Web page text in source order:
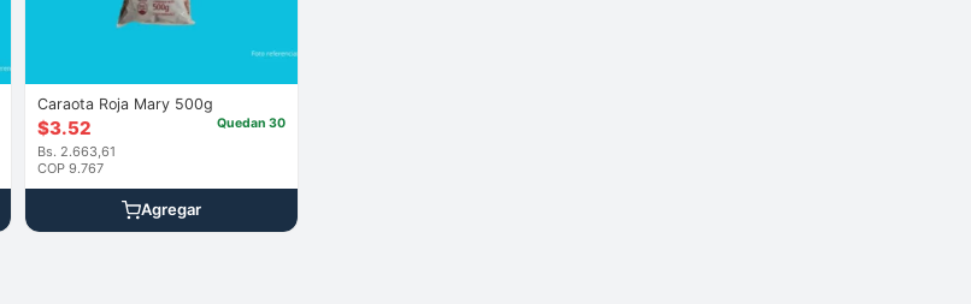
Caraota Roja Mary 500g
$3.52
Bs. 2.663,61
COP 9.767
Quedan 30
Agregar